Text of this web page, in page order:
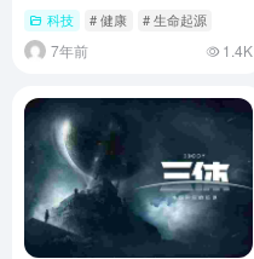
科技 # 健康 # 生命起源
7年前 1.4K